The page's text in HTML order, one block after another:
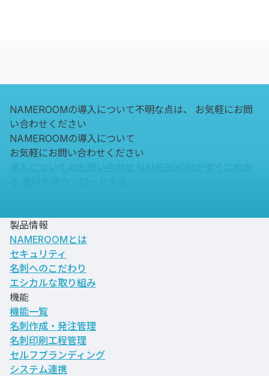
NAMEROOMの導入について不明な点は、
お気軽にお問
い合わせください
NAMEROOMの導入について
お気軽にお問い合わせください
製品情報
NAMEROOMとは
セキュリティ
名刺へのこだわり
エシカルな取り組み
機能
機能一覧
名刺作成・発注管理
名刺印刷工程管理
セルフブランディング
システム連携